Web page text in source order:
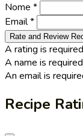
Nome *
Email *
Rate and Review
A rating is required
A name is required
An email is
Recipe